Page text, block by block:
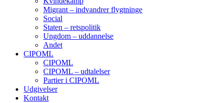
Migrant – indvandrer flygtninge
Social
Staten – retspolitik
Ungdom – uddannelse
Andet
CIPOML
CIPOML
CIPOML – udtalelser
Partier i CIPOML
Udgivelser
Kontakt